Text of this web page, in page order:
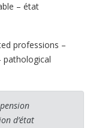
– état
professions –
pathological
d’état